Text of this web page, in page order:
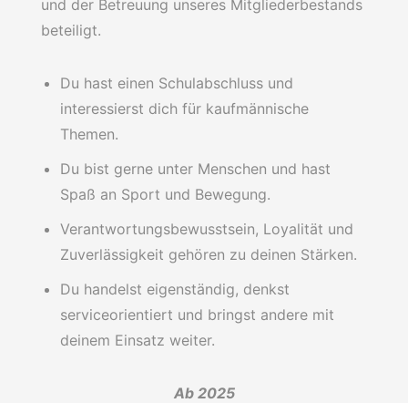
und der Betreuung unseres Mitgliederbestands
beteiligt.
Du hast einen Schulabschluss und
interessierst dich für kaufmännische
Themen.
Du bist gerne unter Menschen und hast
Spaß an Sport und Bewegung.
Verantwortungsbewusstsein, Loyalität und
Zuverlässigkeit gehören zu deinen Stärken.
Du handelst eigenständig, denkst
serviceorientiert und bringst andere mit
deinem Einsatz weiter.
Ab 2025